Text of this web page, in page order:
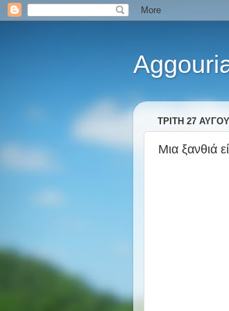
ΤΡΊΤΗ 27
Μια ξανθιά